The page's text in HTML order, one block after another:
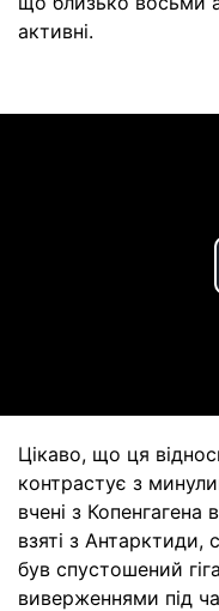
активні.
Цікаво, що ця
контрастує з
вчені з
взяті з Антарктиди,
був спустошений
виверженнями під